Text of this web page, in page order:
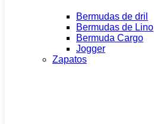
Bermudas de dril
Bermudas de Lino
Bermuda Cargo
Jogger
Zapatos